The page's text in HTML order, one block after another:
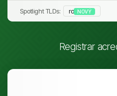
Spotlight TLDs: ro NOVÝ
Registrar